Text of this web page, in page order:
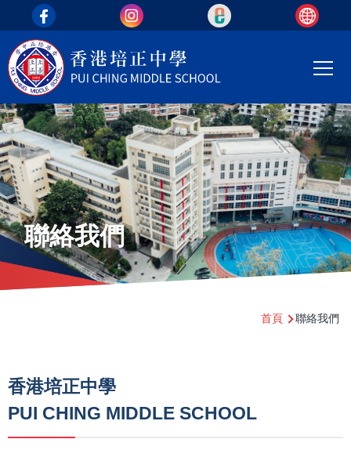
移至主內容
top_area
聯絡我們
結
首頁 聯絡我們
香港培正中學
PUI CHING MIDDLE SCHOOL